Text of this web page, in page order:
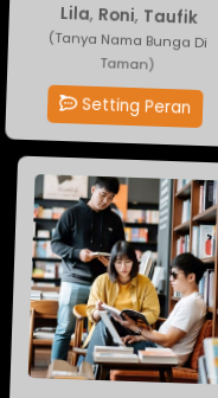
Lila,Roni,Taufik
(Tanya Nama Bunga Di
Taman)
Setting Peran